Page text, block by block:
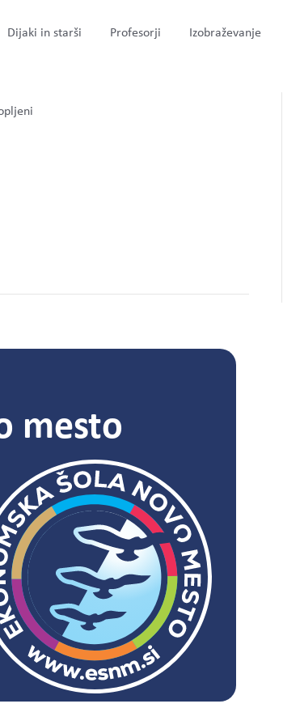
Dijaki in starši Profesorji Izobraževanje
mesto